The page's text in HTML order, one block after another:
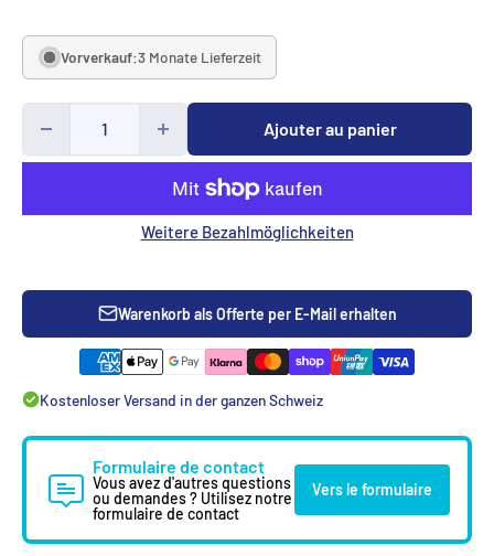
Vorverkauf:3 Monate Lieferzeit
Ajouter au panier
Weitere Bezahlmöglichkeiten
Warenkorb als Offerte per E-Mail erhalten
Kostenloser Versand in der ganzen Schweiz
Formulaire de contact
Vous avez d'autres questions
ou demandes ? Utilisez notre
formulaire de contact
Vers le formulaire